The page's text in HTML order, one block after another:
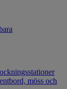
möss och